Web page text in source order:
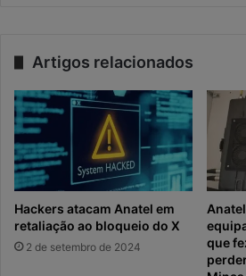
Artigos relacionados
Hackers atacam Anatel em
retaliação ao bloqueio do X
2 de setembro de 2024
que